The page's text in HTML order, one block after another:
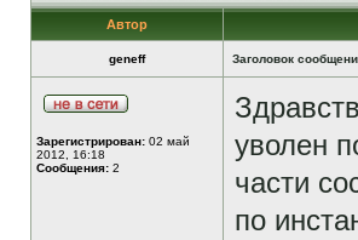
Автор
geneff Заголовок
Зарегистрирован: 02 май
2012, 16:18
Сообщения: 2
уволен
части
по